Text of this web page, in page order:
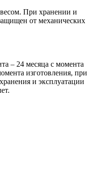
При хранении и
от механических
– 24 месяца с момента
изготовления, при
и эксплуатации